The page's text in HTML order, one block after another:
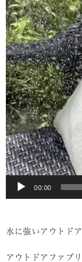
画
プ
レ
ー
ヤ
ー
00:00
水に強いアウトド
アウトドアファブ